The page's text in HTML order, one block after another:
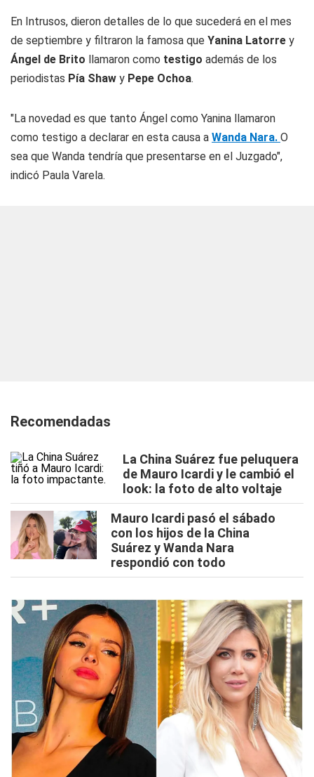
En Intrusos, dieron detalles de lo que sucederá en el mes
de septiembre y filtraron la famosa que Yanina Latorre y
Ángel de Brito llamaron como testigo además de los
periodistas Pía Shaw y Pepe Ochoa.
"La novedad es que tanto Ángel como Yanina llamaron
como testigo a declarar en esta causa a Wanda Nara. O
sea que Wanda tendría que presentarse en el Juzgado",
indicó Paula Varela.
Recomendadas
La China Suárez fue peluquera
de Mauro Icardi y le cambió el
look: la foto de alto voltaje
Mauro Icardi pasó el sábado
con los hijos de la China
Suárez y Wanda Nara
respondió con todo